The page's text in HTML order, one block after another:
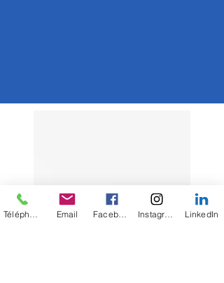
Email LinkedIn